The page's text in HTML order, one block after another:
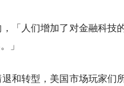
「人们增加了对金融科技
」
和转型，美国市场玩家们